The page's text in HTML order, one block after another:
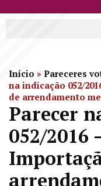
Início » Pareceres
na indicação 052/
de arrendamento
Parecer
052/2016